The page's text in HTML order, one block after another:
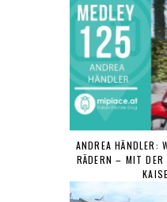
ANDREA HÄNDLER:
RÄDERN – MIT DER